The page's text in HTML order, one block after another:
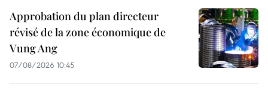
Approbation du plan directeur
révisé de la zone économique de
Vung Ang
07/08/2026 10:45